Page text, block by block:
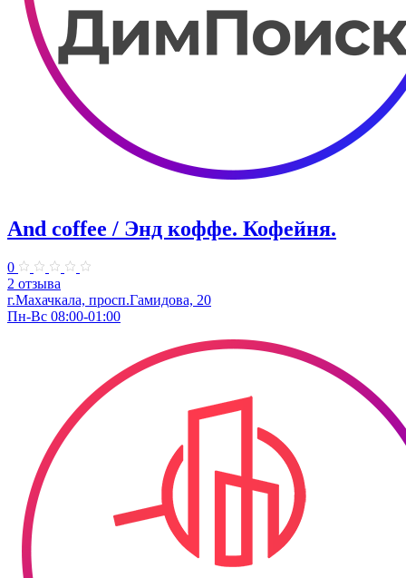
And coffee / Энд коффе. Кофейня.
0
2 отзыва
г.Махачкала, просп.​Гамидова, 20
Пн-Вс 08:00-01:00